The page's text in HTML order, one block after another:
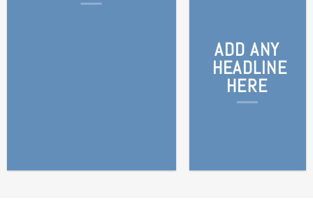
ADD ANY
HEADLINE
HERE